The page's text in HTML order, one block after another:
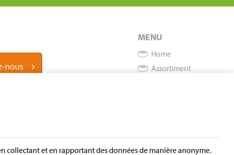
collectant et en rapportant des données de manière anonyme.
nous
MENU
Home
Assortiment
privée